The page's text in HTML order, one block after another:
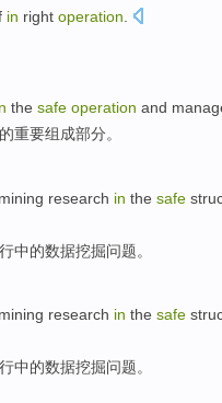
in right operation
the safe operation and
的重要组成部分。
mining research in the safe
中的数据挖掘问题。
mining research in the safe
中的数据挖掘问题。